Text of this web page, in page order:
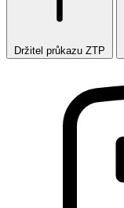
Držitel průkazu ZTP